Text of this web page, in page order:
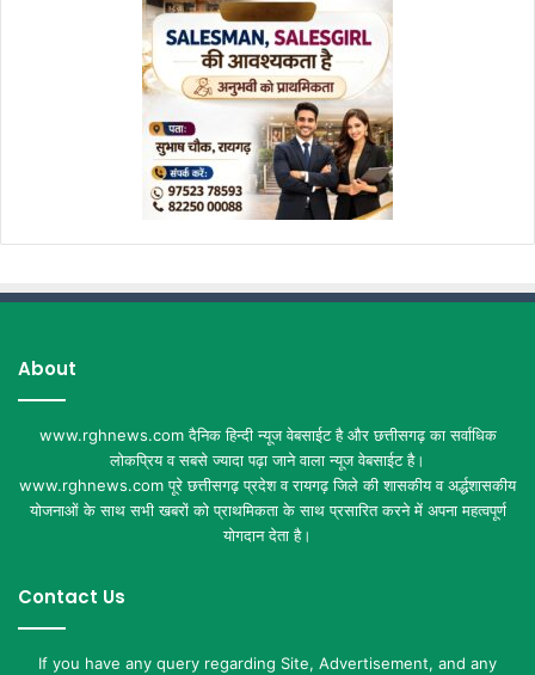
About
www.rghnews.com दैनिक हिन्दी न्यूज वेबसाईट है और छत्तीसगढ़ का सर्वाधिक
लोकप्रिय व सबसे ज्यादा पढ़ा जाने वाला न्यूज वेबसाईट है।
www.rghnews.com पूरे छत्तीसगढ़ प्रदेश व रायगढ़ जिले की शासकीय व अर्द्धशासकीय
योजनाओं के साथ सभी खबरों को प्राथमिकता के साथ प्रसारित करने में अपना महत्वपूर्ण
योगदान देता है।
Contact Us
If you have any query regarding Site, Advertisement, and any